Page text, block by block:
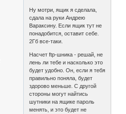
Ну мотри, ящик я сделала,
сдала на руки Андрею
Вараксину. Если ящик тут не
понадобится, оставит себе.
2Гб все-таки.
Насчет ftp-шника - решай, не
лень ли тебе и насколько это
будет удобно. Он, если я тебя
правильно поняла, будет
здорово меньше. С другой
стороны могут найтись
шутники на ящике пароль
менять, и это будет не